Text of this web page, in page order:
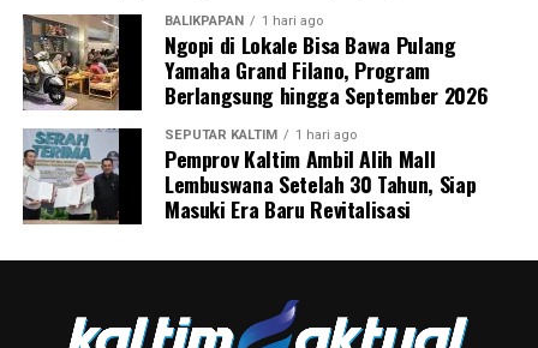
BALIKPAPAN 1 hari ago
Ngopi di Lokale Bisa Bawa Pulang
Yamaha Grand Filano, Program
Berlangsung hingga September 2026
SEPUTAR KALTIM 1 hari ago
Pemprov Kaltim Ambil Alih Mall
Lembuswana Setelah 30 Tahun, Siap
Masuki Era Baru Revitalisasi